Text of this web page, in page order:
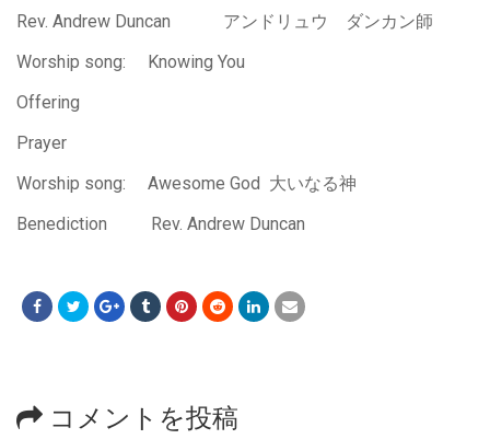
Rev. Andrew Duncan アンドリュウ ダンカン師
Worship song: Knowing You
Offering
Prayer
Worship song: Awesome God 大いなる神
Benediction Rev. Andrew Duncan
コメントを投稿